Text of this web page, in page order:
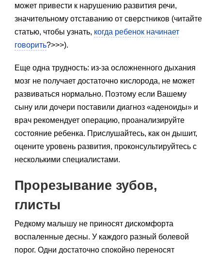
может привести к нарушению развития речи,
значительному отставанию от сверстников (читайте
статью, чтобы узнать, когда ребенок начинает
говорить?>>>).
Еще одна трудность: из-за осложненного дыхания
мозг не получает достаточно кислорода, не может
развиваться нормально. Поэтому если Вашему
сыну или дочери поставили диагноз «аденоиды» и
врач рекомендует операцию, проанализируйте
состояние ребенка. Прислушайтесь, как он дышит,
оцените уровень развития, проконсультируйтесь с
несколькими специалистами.
Прорезывание зубов,
глисты
Редкому малышу не приносят дискомфорта
воспаленные десны. У каждого разный болевой
порог. Одни достаточно спокойно переносят